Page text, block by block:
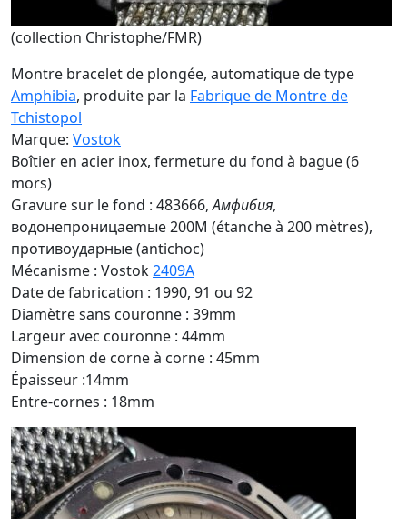
(collection Christophe/FMR)
Montre bracelet de plongée, automatique de type
Amphibia, produite par la Fabrique de Montre de
Tchistopol
Marque: Vostok
Boîtier en acier inox, fermeture du fond à bague (6
mors)
Gravure sur le fond : 483666,Амфибия,
водонепроницаemыe 200M (étanche à 200 mètres),
противоударные (antichoc)
Mécanisme : Vostok2409A
Date de fabrication : 1990, 91 ou 92
Diamètre sans couronne : 39mm
Largeur avec couronne : 44mm
Dimension de corne à corne : 45mm
Épaisseur :14mm
Entre-cornes : 18mm